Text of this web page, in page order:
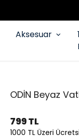
Aksesuar
ODİN Beyaz
799 TL
1000 TL Üzeri